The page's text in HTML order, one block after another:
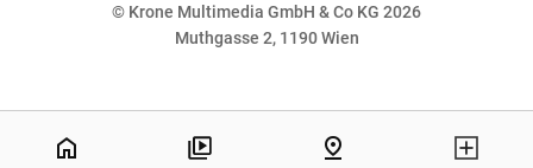
© Krone Multimedia GmbH & Co KG 2026
Muthgasse 2, 1190 Wien
home pin_drop
NaN%